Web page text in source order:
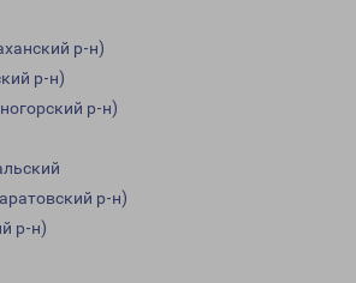
р-н)
р-н)
р-н)
р-н)
р-н)